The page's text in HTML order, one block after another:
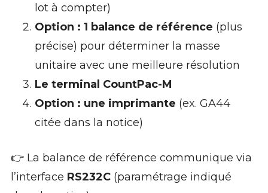
lot à compter)
Option : 1 balance de référence (plus
précise) pour déterminer la masse
unitaire avec une meilleure résolution
Le terminal CountPac-M
Option : une imprimante (ex. GA44
citée dans la notice)
👉 La balance de référence communique via
l’interface RS232C(paramétrage indiqué